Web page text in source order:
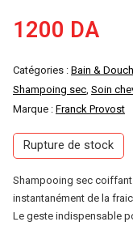
1200 DA
Catégories : Bain &
Shampoing sec, Soin
Marque : Franck Provost
Rupture de stock
Shampooing sec
instantanément de la
Le geste indispensable